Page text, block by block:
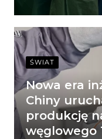
ŚWIAT
Nowa era
Chiny
produkcję
węglowego